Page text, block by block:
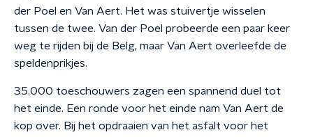
der Poel en Van Aert. Het was stuivertje wisselen
tussen de twee. Van der Poel probeerde een paar keer
weg te rijden bij de Belg, maar Van Aert overleefde de
speldenprikjes.
35.000 toeschouwers zagen een spannend duel tot
het einde. Een ronde voor het einde nam Van Aert de
kop over. Bij het opdraaien van het asfalt voor het